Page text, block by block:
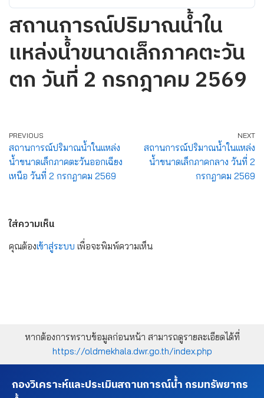
สถานการณ์ปริมาณน้ำใน
แหล่งน้ำขนาดเล็กภาคตะวัน
ตก วันที่ 2 กรกฎาคม 2569
PREVIOUS
สถานการณ์ปริมาณน้ำในแหล่ง
น้ำขนาดเล็กภาคตะวันออกเฉียง
เหนือ วันที่ 2 กรกฎาคม 2569
NEXT
สถานการณ์ปริมาณน้ำในแหล่ง
น้ำขนาดเล็กภาคกลาง วันที่ 2
กรกฎาคม 2569
ใส่ความเห็น
คุณต้องเข้าสู่ระบบ เพื่อจะพิมพ์ความเห็น
หากต้องการทราบข้อมูลก่อนหน้า สามารถดูรายละเอียดได้ที่
https://oldmekhala.dwr.go.th/index.php
กองวิเคราะห์และประเมินสถานการณ์น้ำ กรมทรัพยากร